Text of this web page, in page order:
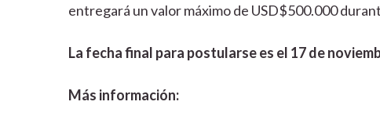
entregará un valor máximo de USD$500.000
La fecha final para postularse es el 17 de
Más información: